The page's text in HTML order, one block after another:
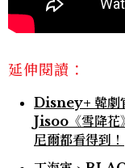
延伸閱讀：
Disney+ 韓劇
Jisoo《雪降花
尼爾都看得到！